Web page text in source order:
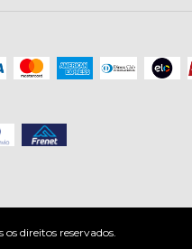
direitos reservados.